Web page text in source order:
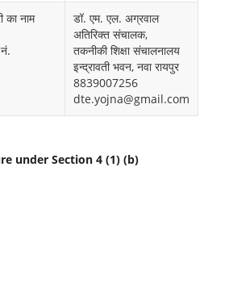
का नाम
डॉ. एम. एल. अग्रवाल
अतिरिक्त संचालक,
तकनीकी शिक्षा संचालनालय
इन्द्रावती भवन, नवा रायपुर
8839007256
dte.yojna@gmail.com
under Section 4 (1) (b)